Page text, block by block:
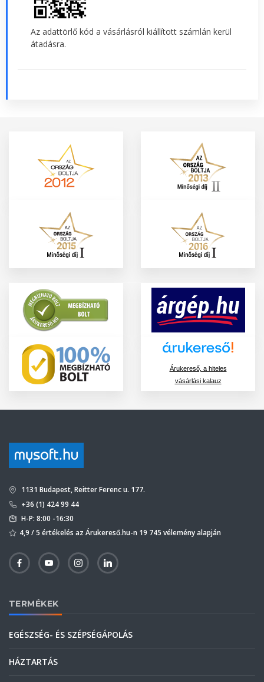
Az adattörlő kód a vásárlásról kiállított számlán kerül
átadásra.
Árukereső, a hiteles
vásárlási kalauz
1131 Budapest, Reitter Ferenc u. 177.
+36 (1) 424 99 44
H-P: 8:00 -16:30
4,9 / 5 értékelés az Árukereső.hu-n 19 745 vélemény alapján
TERMÉKEK
EGÉSZSÉG- ÉS SZÉPSÉGÁPOLÁS
HÁZTARTÁS